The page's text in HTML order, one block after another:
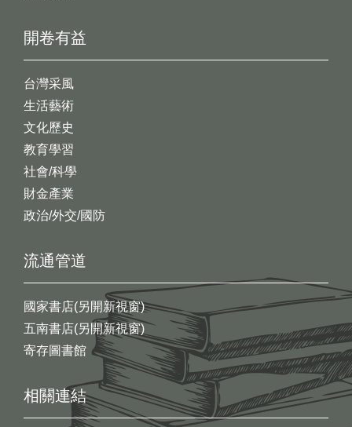
開卷有益
台灣采風
生活藝術
文化歷史
教育學習
社會/科學
財金產業
政治/外交/國防
流通管道
國家書店(另開新視窗)
五南書店(另開新視窗)
寄存圖書館
相關連結